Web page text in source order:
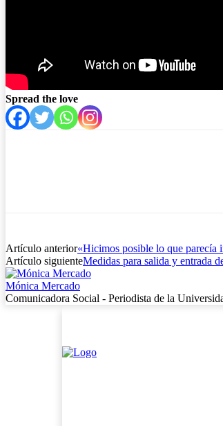
Spread the love
Artículo anterior«Hicimos posible lo que
Artículo siguienteMedidas para salida y entrada
Mónica Mercado
Comunicadora Social - Periodista de la